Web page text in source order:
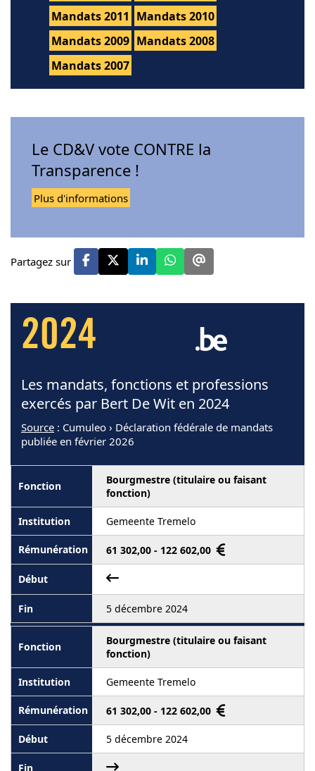
Mandats 2011 Mandats 2010
Mandats 2009 Mandats 2008
Mandats 2007
Le CD&V vote CONTRE la
Transparence !
Plus d'informations
Partagez sur
2024
Les mandats, fonctions et professions
exercés par Bert De Wit en 2024
Source : Cumuleo › Déclaration fédérale de mandats
publiée en février 2026
Bourgmestre (titulaire ou faisant
fonction)
Gemeente Tremelo
61 302,00 - 122 602,00
5 décembre 2024
Bourgmestre (titulaire ou faisant
fonction)
Gemeente Tremelo
61 302,00 - 122 602,00
5 décembre 2024